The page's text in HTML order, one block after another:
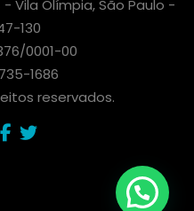
Vila Olímpia, São Paulo -
130
0001-00
1686
reservados.